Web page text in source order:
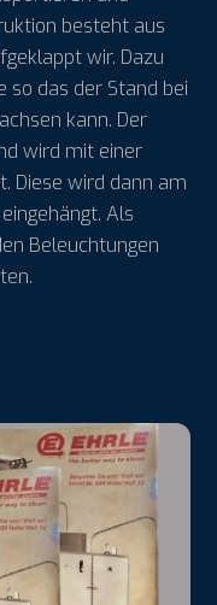
besteht aus
wir. Dazu
so das der Stand bei
kann. Der
wird mit einer
Diese wird dann am
Als
Beleuchtungen